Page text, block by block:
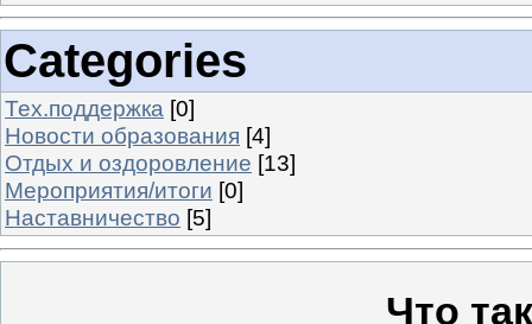
Categories
Тех.поддержка [0]
Новости образования [4]
Отдых и оздоровление [13]
Мероприятия/итоги [0]
Наставничество [5]
Что